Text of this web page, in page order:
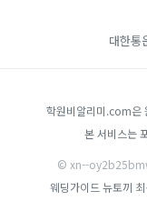
대한통
학원비알리미.com은
본 서비스는
© xn--
웨딩가이드 뉴토끼